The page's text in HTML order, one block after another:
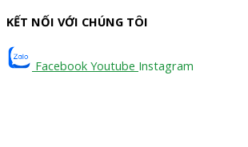
KẾT NỐI VỚI CHÚNG TÔI
Facebook Youtube Instagram